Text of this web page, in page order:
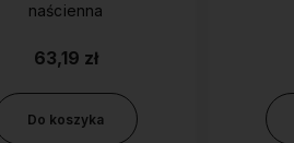
Działamy od 2013 roku, mamy
doświadczenia na polskim
rynku.
naścienna
63,19 zł
Do koszyka